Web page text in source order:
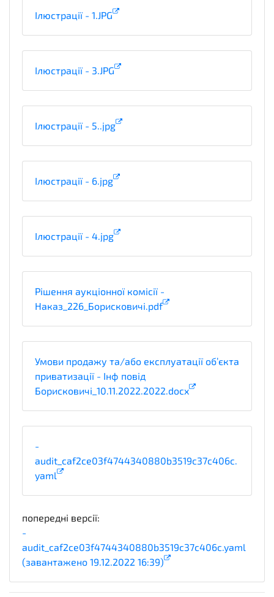
Ілюстрації - 1.JPG
Ілюстрації - 3.JPG
Ілюстрації - 5..jpg
Ілюстрації - 6.jpg
Ілюстрації - 4.jpg
Рішення аукціонної комісії -
Наказ_226_Борисковичі.pdf
Умови продажу та/або експлуатації об’єкта
приватизації - Інф повід
Борисковичі_10.11.2022.2022.docx
-
audit_caf2ce03f4744340880b3519c37c406c.
yaml
попередні версії:
-
audit_caf2ce03f4744340880b3519c37c406c.yaml
(завантажено 19.12.2022 16:39)